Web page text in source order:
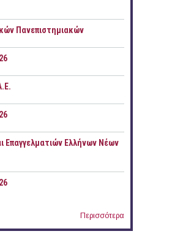
Πανεπιστημιακών
Επαγγελματιών Ελλήνων Νέων
Περισσότερα